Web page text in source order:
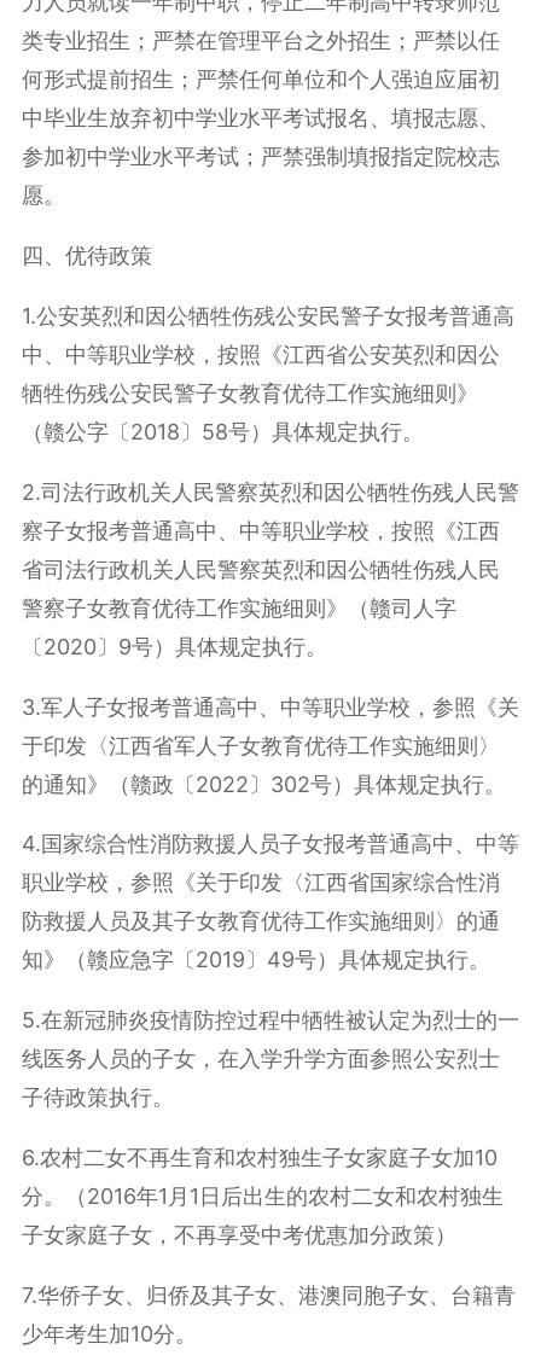
类专业招生；严禁在管理平台之外招生；严禁以任
何形式提前招生；严禁任何单位和个人强迫应届初
中毕业生放弃初中学业水平考试报名、填报志愿、
参加初中学业水平考试；严禁强制填报指定院校志
愿。
四、优待政策
1.公安英烈和因公牺牲伤残公安民警子女报考普通高
中、中等职业学校，按照《江西省公安英烈和因公
牺牲伤残公安民警子女教育优待工作实施细则》
（赣公字〔2018〕58号）具体规定执行。
2.司法行政机关人民警察英烈和因公牺牲伤残人民警
察子女报考普通高中、中等职业学校，按照《江西
省司法行政机关人民警察英烈和因公牺牲伤残人民
警察子女教育优待工作实施细则》（赣司人字
〔2020〕9号）具体规定执行。
3.军人子女报考普通高中、中等职业学校，参照《关
于印发〈江西省军人子女教育优待工作实施细则〉
的通知》（赣政〔2022〕302号）具体规定执行。
4.国家综合性消防救援人员子女报考普通高中、中等
职业学校，参照《关于印发〈江西省国家综合性消
防救援人员及其子女教育优待工作实施细则〉的通
知》（赣应急字〔2019〕49号）具体规定执行。
5.在新冠肺炎疫情防控过程中牺牲被认定为烈士的一
线医务人员的子女，在入学升学方面参照公安烈士
子待政策执行。
6.农村二女不再生育和农村独生子女家庭子女加10
分。（2016年1月1日后出生的农村二女和农村独生
子女家庭子女，不再享受中考优惠加分政策）
7.华侨子女、归侨及其子女、港澳同胞子女、台籍青
少年考生加10分。